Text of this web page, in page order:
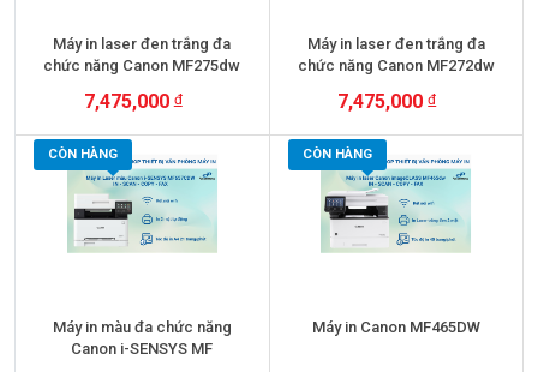
Máy in laser đen trắng đa
chức năng Canon MF275dw
7,475,000+ VAT
Máy in laser đen trắng đa
chức năng Canon MF272dw
7,475,000+ VAT
CÒN HÀNG
Máy in màu đa chức năng
Canon i-SENSYS MF
CÒN HÀNG
Máy in Canon MF465DW